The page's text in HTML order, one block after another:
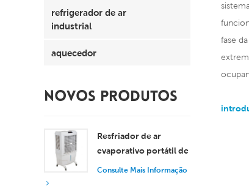
refrigerador de ar
industrial
aquecedor
NOVOS PRODUTOS
Resfriador de ar
evaporativo portátil de
8000 m³/h com
Consulte Mais Informação
fase